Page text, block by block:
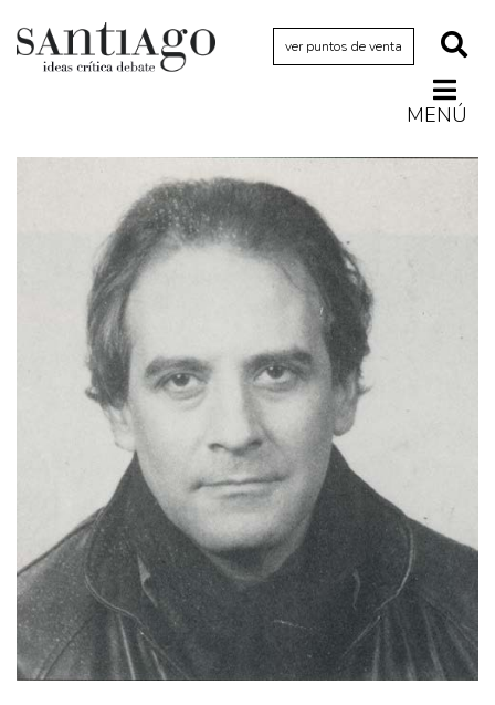
ver puntos de venta
MENÚ
Archivo Cenfoto-UDP
Arquetipos de situación
Artes visuales
Cine y televisión
Diccionario portátil de la literatura chilena
Documentos
Fragmentos
Gran reserva
Historia